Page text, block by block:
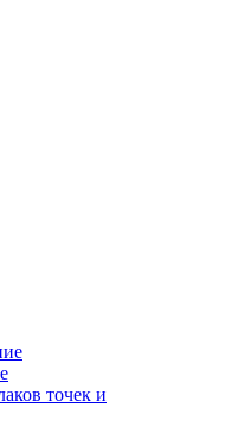
точек и